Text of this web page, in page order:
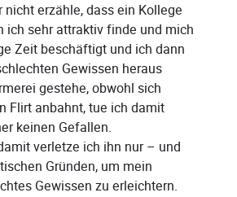
nicht erzähle, dass ein Kollege
ich sehr attraktiv finde und mich
Zeit beschäftigt und ich dann
Gewissen heraus
gestehe, obwohl sich
Flirt anbahnt, tue ich damit
keinen Gefallen.
verletze ich ihn nur – und
Gründen, um mein
Gewissen zu erleichtern.